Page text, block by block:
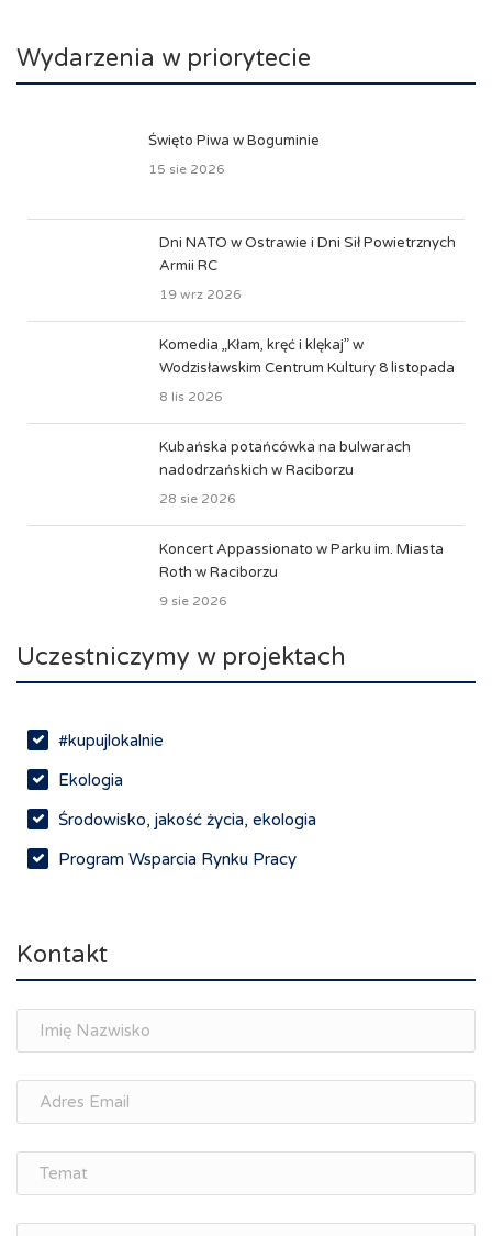
Wydarzenia w priorytecie
Święto Piwa w Boguminie
15 sie 2026
Dni NATO w Ostrawie i Dni Sił Powietrznych
Armii RC
19 wrz 2026
Komedia „Kłam, kręć i klękaj” w
Wodzisławskim Centrum Kultury 8 listopada
8 lis 2026
Kubańska potańcówka na bulwarach
nadodrzańskich w Raciborzu
28 sie 2026
Koncert Appassionato w Parku im. Miasta
Roth w Raciborzu
9 sie 2026
Uczestniczymy w projektach
#kupujlokalnie
Ekologia
Środowisko, jakość życia, ekologia
Program Wsparcia Rynku Pracy
Spotkania branżowe
osobisty
Memorandum Gospodarcze PL-CZ
Śląskie Porozumienie Gospodarcze
ŚLĄSK.ONLINE
Integracja
Kontakt